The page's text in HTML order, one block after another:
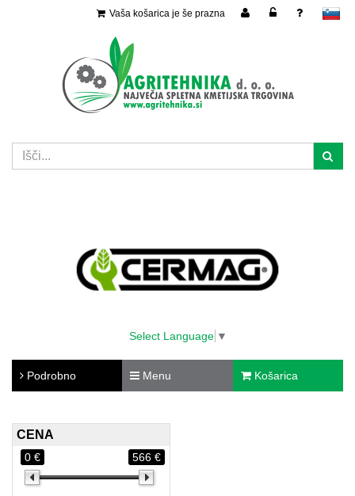
slovensko
Vaša košarica je še prazna
Select Language ▼
Podrobno Menu Košarica
CENA
0 € 566 €